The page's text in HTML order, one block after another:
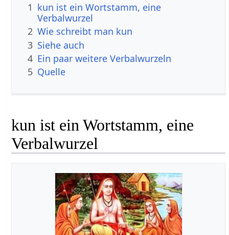
1 kun ist ein Wortstamm, eine
Verbalwurzel
2 Wie schreibt man kun
3 Siehe auch
4 Ein paar weitere Verbalwurzeln
5 Quelle
kun ist ein Wortstamm, eine
Verbalwurzel